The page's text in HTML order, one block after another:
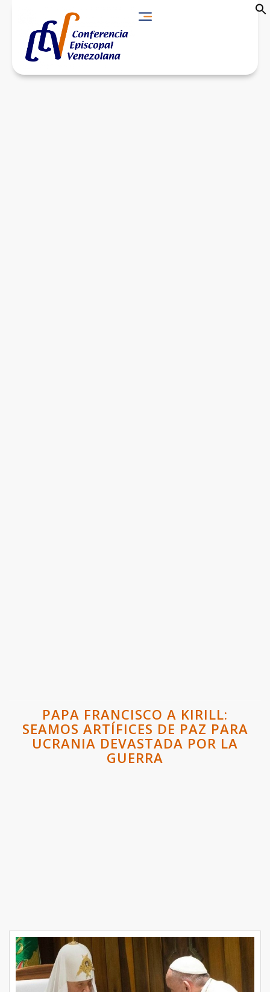
PAPA FRANCISCO A KIRILL:
SEAMOS ARTÍFICES DE PAZ PARA
UCRANIA DEVASTADA POR LA
GUERRA